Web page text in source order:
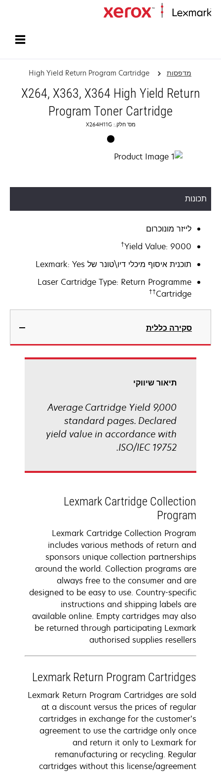
מדפסות High Yield Return Program Cartridge
X264, X363, X364 High Yield Return
Program Toner Cartridge
מס' חלק.: X264H11G
תכונות
לייזר מונוכרום
Yield Value: 9000
†
תוכנית איסוף מיכלי דיו\טונר של Lexmark: Yes
Laser Cartridge Type: Return Programme
Cartridge
††
סקירה כללית
תיאור שיווקי
Average Cartridge Yield 9,000
standard pages. Declared
yield value in accordance with
ISO/IEC 19752.
Lexmark Cartridge Collection
Program
Lexmark Cartridge Collection Program
includes various methods of return and
sponsors unique collection partnerships
around the world. Collection programs are
always free to the consumer and are
designed to be easy to use. Country-specific
instructions and shipping labels are
available online. Empty cartridges may also
be returned through participating Lexmark
authorised supplies resellers
Lexmark Return Program Cartridges
Lexmark Return Program Cartridges are sold
at a discount versus the prices of regular
cartridges in exchange for the customer’s
agreement to use the cartridge only once
and return it only to Lexmark for
remanufacturing or recycling. Regular
cartridges without this license/agreement